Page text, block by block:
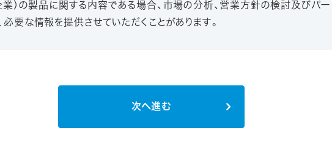
業）の製品に関する内容である場合、市場の分析、営業方針の検討及び
要な情報を提供させていただくことがあります。
次へ進む